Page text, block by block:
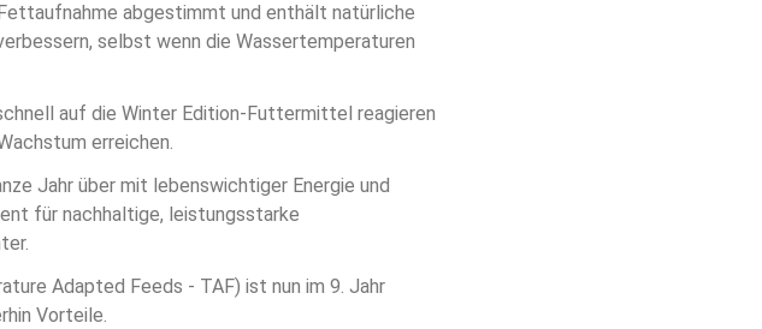
abgestimmt und enthält natürliche
selbst wenn die Wassertemperaturen
auf die Winter Edition-Futtermittel reagieren
erreichen.
Jahr über mit lebenswichtiger Energie und
für nachhaltige, leistungsstarke
Adapted Feeds - TAF) ist nun im 9. Jahr
Vorteile.